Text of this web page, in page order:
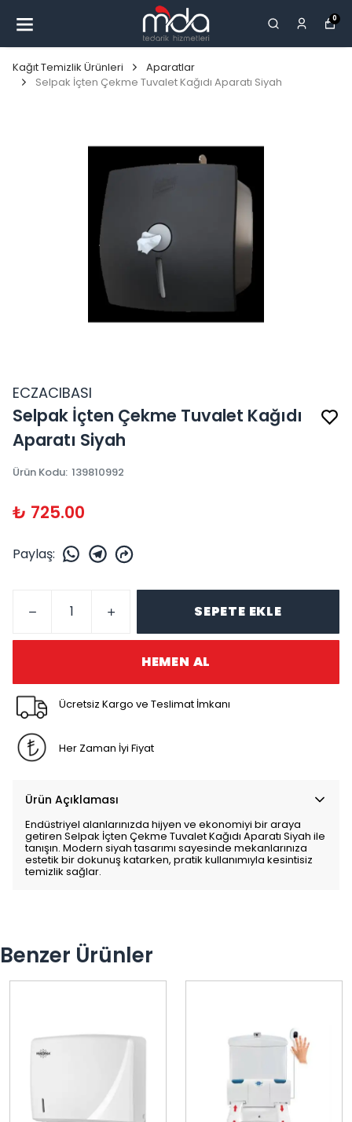
0
Kağıt Temizlik Ürünleri
Aparatlar
Selpak İçten Çekme Tuvalet Kağıdı Aparatı Siyah
ECZACIBASI
Selpak İçten Çekme Tuvalet Kağıdı
Aparatı Siyah
Ürün Kodu: 139810992
₺ 725.00
Paylaş:
SEPETE EKLE
HEMEN AL
Ücretsiz Kargo ve Teslimat İmkanı
Her Zaman İyi Fiyat
Ürün Açıklaması
Endüstriyel alanlarınızda hijyen ve ekonomiyi bir araya
getiren Selpak İçten Çekme Tuvalet Kağıdı Aparatı Siyah ile
tanışın. Modern siyah tasarımı sayesinde mekanlarınıza
estetik bir dokunuş katarken, pratik kullanımıyla kesintisiz
temizlik sağlar.
Benzer Ürünler